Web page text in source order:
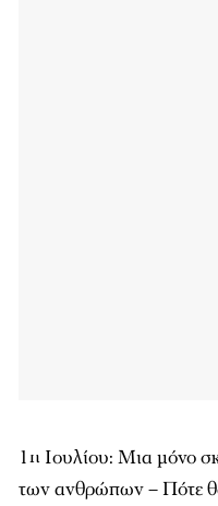
1η Ιουλίου: Μια μόνο
των ανθρώπων – Πότε